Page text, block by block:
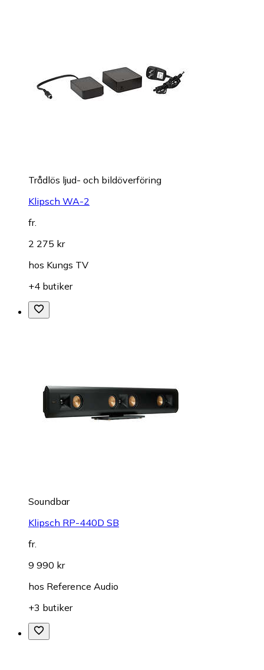
Trådlös ljud- och bildöverföring
Klipsch WA-2
fr.
2 275 kr
hos Kungs TV
+4 butiker
Soundbar
Klipsch RP-440D SB
fr.
9 990 kr
hos Reference Audio
+3 butiker